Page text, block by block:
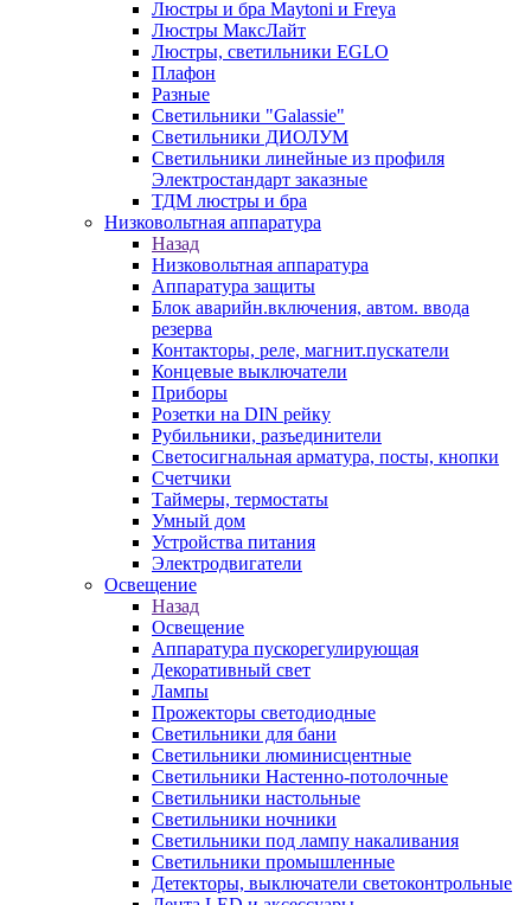
Люстры и бра Maytoni и Freya
Люстры МаксЛайт
Люстры, светильники EGLO
Плафон
Разные
Светильники "Galassie"
Светильники ДИОЛУМ
Светильники линейные из профиля
Электростандарт заказные
ТДМ люстры и бра
Низковольтная аппаратура
Назад
Низковольтная аппаратура
Аппаратура защиты
Блок аварийн.включения, автом. ввода
резерва
Контакторы, реле, магнит.пускатели
Концевые выключатели
Приборы
Розетки на DIN рейку
Рубильники, разъединители
Светосигнальная арматура, посты, кнопки
Счетчики
Таймеры, термостаты
Умный дом
Устройства питания
Электродвигатели
Освещение
Назад
Освещение
Аппаратура пускорегулирующая
Декоративный свет
Лампы
Прожекторы светодиодные
Светильники для бани
Светильники люминисцентные
Светильники Настенно-потолочные
Светильники настольные
Светильники ночники
Светильники под лампу накаливания
Светильники промышленные
Детекторы, выключатели светоконтрольные